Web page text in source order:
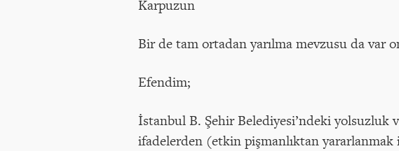
Karpuzun
Bir de tam ortadan yarılma mevzusu da var
Efendim;
İstanbul B. Şehir Belediyesi’ndeki yolsuzluk
ifadelerden (etkin pişmanlıktan